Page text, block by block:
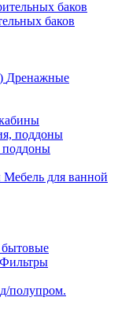
баков
Дренажные
поддоны
Мебель для ванной
Фильтры